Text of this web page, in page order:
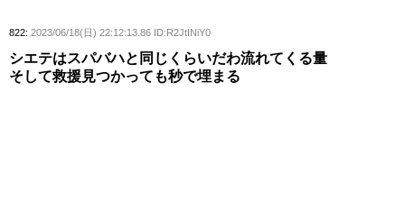
822: 2023/06/18(日) 22:12:13.86 ID:R2JtINiY0
シエテはスパバハと同じくらいだわ流れてくる量
そして救援見つかっても秒で埋まる